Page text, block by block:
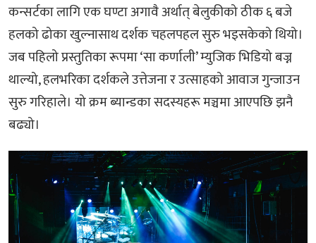
कन्सर्टका लागि एक घण्टा अगावै अर्थात् बेलुकीको ठीक ६ बजे
हलको ढोका खुल्नासाथ दर्शक चहलपहल सुरु भइसकेको थियो।
जब पहिलो प्रस्तुतिका रूपमा ‘सा कर्णाली’ म्युजिक भिडियो बज्न
थाल्यो, हलभरिका दर्शकले उत्तेजना र उत्साहको आवाज गुन्जाउन
सुरु गरिहाले। यो क्रम ब्यान्डका सदस्यहरू मञ्चमा आएपछि झनै
बढ्यो।